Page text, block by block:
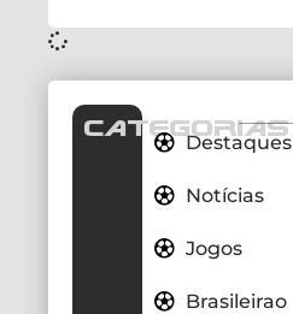
CATEGORIAS
Destaques
Notícias
Jogos
Brasileirao